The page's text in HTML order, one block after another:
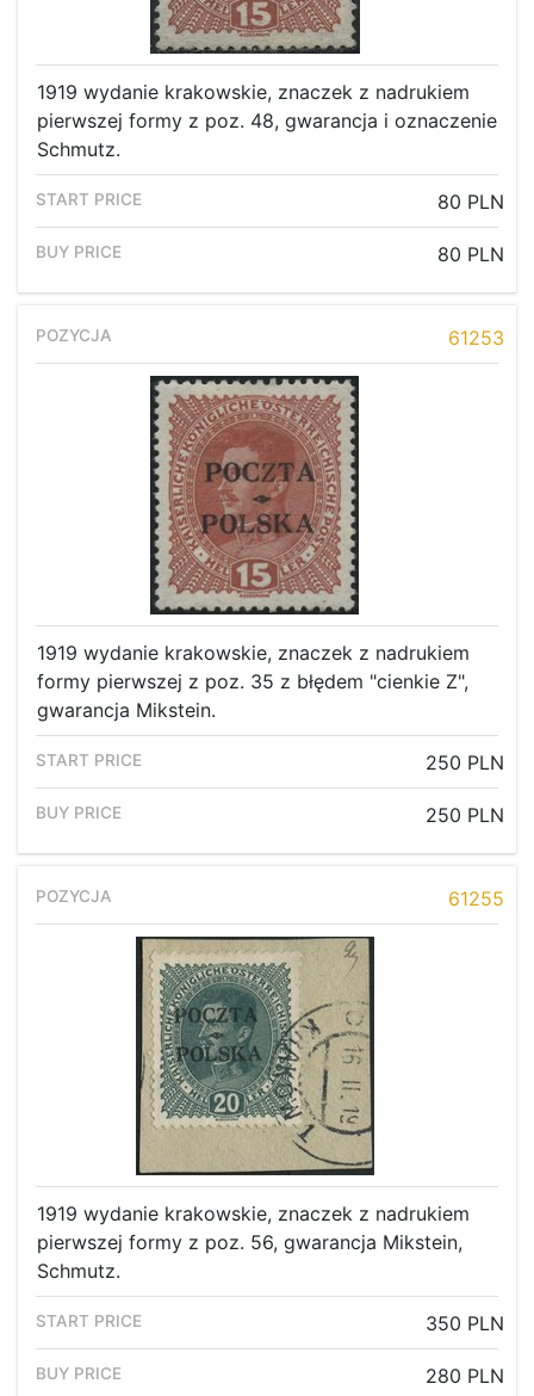
1919 wydanie krakowskie, znaczek z nadrukiem
pierwszej formy z poz. 48, gwarancja i oznaczenie
Schmutz.
80 PLN
80 PLN
61253
1919 wydanie krakowskie, znaczek z nadrukiem
formy pierwszej z poz. 35 z błędem "cienkie Z",
gwarancja Mikstein.
250 PLN
250 PLN
61255
1919 wydanie krakowskie, znaczek z nadrukiem
pierwszej formy z poz. 56, gwarancja Mikstein,
Schmutz.
350 PLN
280 PLN